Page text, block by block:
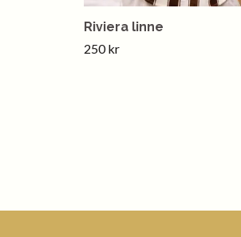
Riviera linne
250 kr